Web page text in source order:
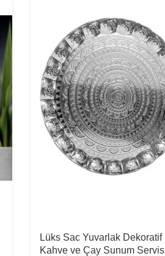
Lüks Sac Yuvarlak Dekoratif
Kahve ve Çay Sunum Servis